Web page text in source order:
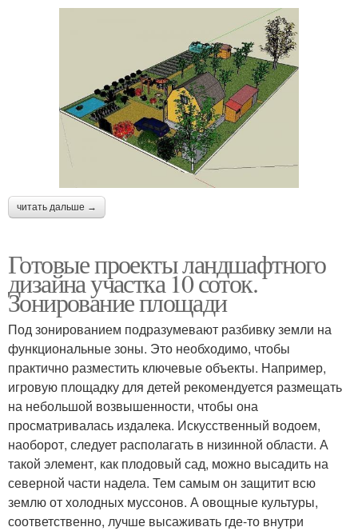
читать дальше →
Готовые проекты ландшафтного
дизайна участка 10 соток.
Зонирование площади
Под зонированием подразумевают разбивку земли на
функциональные зоны. Это необходимо, чтобы
практично разместить ключевые объекты. Например,
игровую площадку для детей рекомендуется размещать
на небольшой возвышенности, чтобы она
просматривалась издалека. Искусственный водоем,
наоборот, следует располагать в низинной области. А
такой элемент, как плодовый сад, можно высадить на
северной части надела. Тем самым он защитит всю
землю от холодных муссонов. А овощные культуры,
соответственно, лучше высаживать где-то внутри